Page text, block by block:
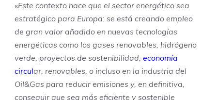
«Este contexto hace que el sector energético sea
estratégico para Europa: se está creando empleo
de gran valor añadido en nuevas tecnologías
energéticas como los gases renovables, hidrógeno
verde, proyectos de sostenibilidad, economía
circular, renovables, o incluso en la industria del
Oil&Gas para reducir emisiones y, en definitiva,
conseguir que sea más eficiente y sostenible